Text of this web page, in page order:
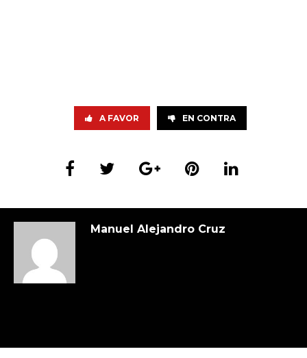
A FAVOR EN CONTRA
Manuel Alejandro Cruz